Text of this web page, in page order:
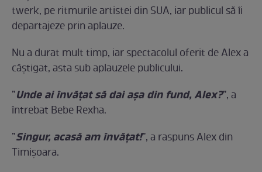
twerk, pe ritmurile artistei din SUA, iar publicul să îi
departajeze prin aplauze.
Nu a durat mult timp, iar spectacolul oferit de Alex a
câștigat, asta sub aplauzele publicului.
”Unde ai învățat să dai așa din fund, Alex?”, a
întrebat Bebe Rexha.
”Singur, acasă am învățat!”, a raspuns Alex din
Timișoara.